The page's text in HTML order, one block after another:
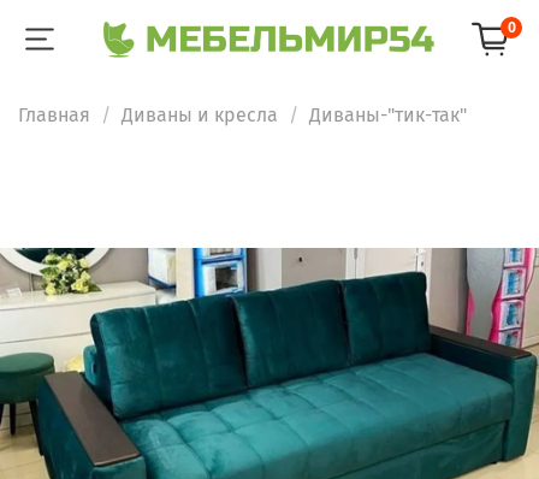
0
Главная Диваны и кресла Диваны-"тик-так"